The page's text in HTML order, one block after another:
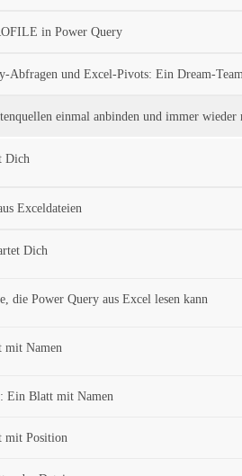
in Power Query
Abfragen und Excel-Pivots: Ein Dream-Team
einmal anbinden und immer wieder
Dich
Exceldateien
Dich
die Power Query aus Excel lesen kann
mit Namen
Ein Blatt mit Namen
mit Position